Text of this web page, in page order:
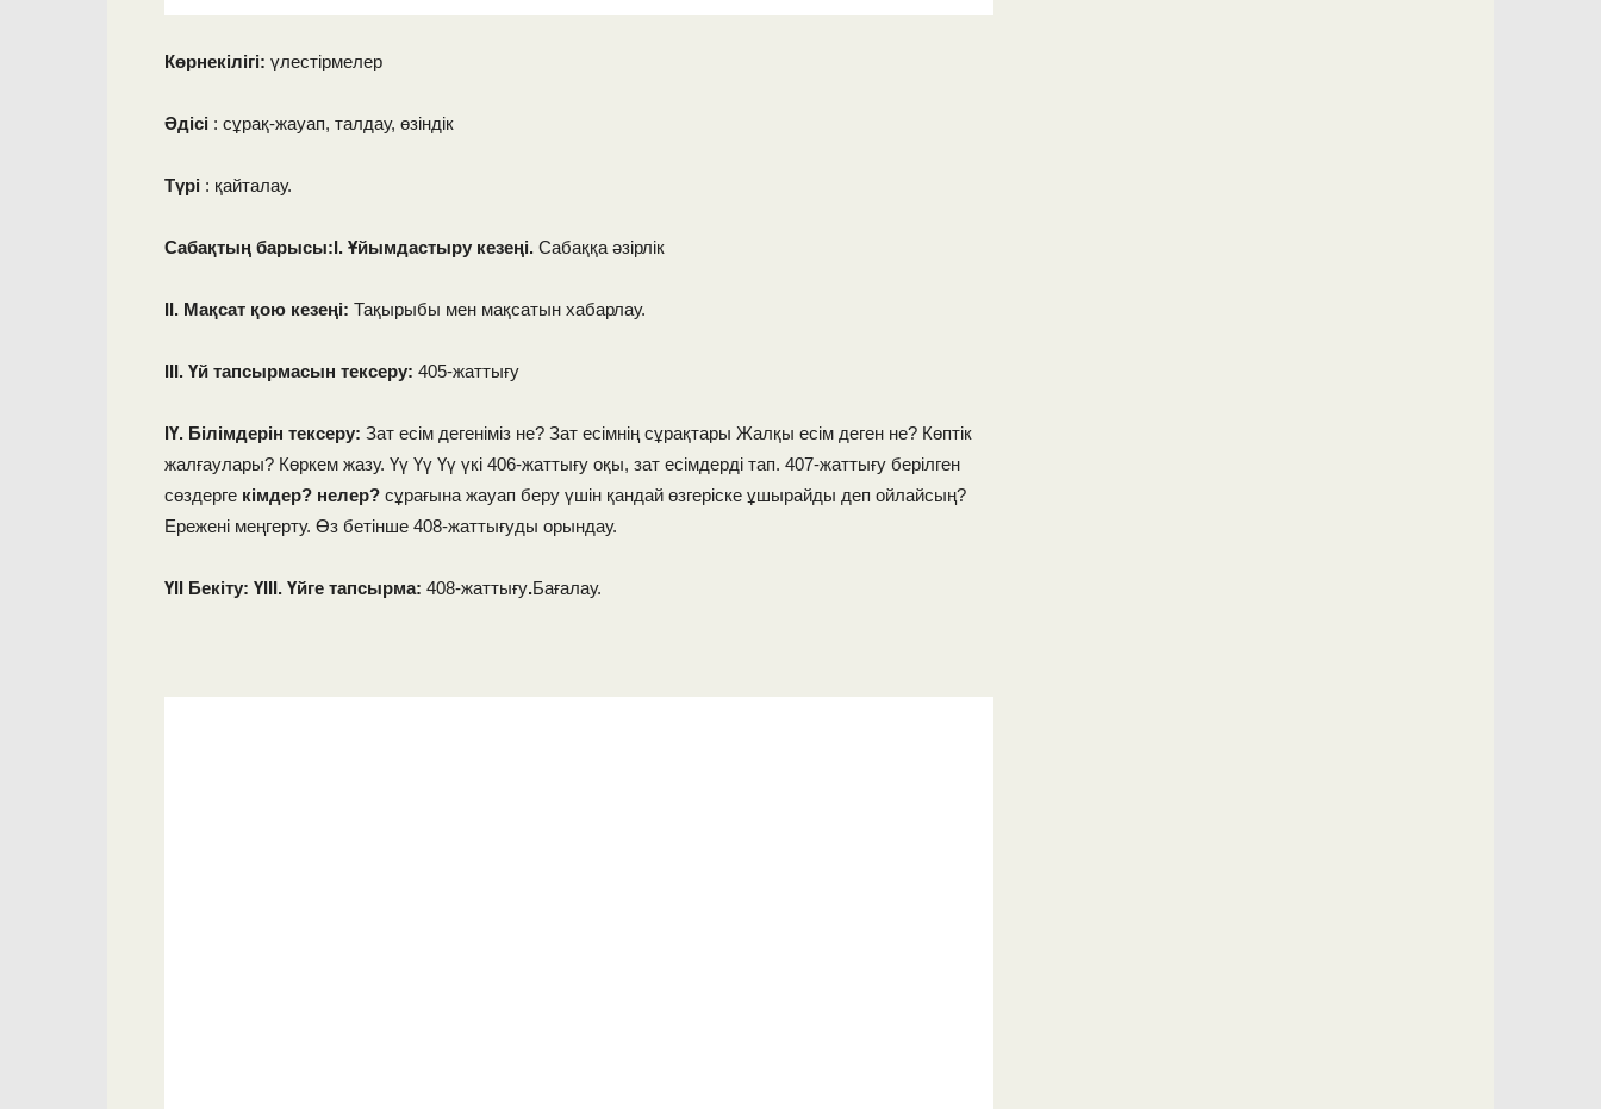
Көрнекілігі: үлестірмелер
Әдісі : сұрақ-жауап, талдау, өзіндік
Түрі : қайталау.
Сабақтың барысы:І. Ұйымдастыру кезеңі. Сабаққа әзірлік
ІІ. Мақсат қою кезеңі: Тақырыбы мен мақсатын хабарлау.
ІІІ. Үй тапсырмасын тексеру: 405-жаттығу
ІҮ. Білімдерін тексеру: Зат есім дегеніміз не? Зат есімнің сұрақтары Жалқы есім деген не? Көптік
жалғаулары? Көркем жазу. Үү Үү Үү үкі 406-жаттығу оқы, зат есімдерді тап. 407-жаттығу берілген
сөздерге кімдер? нелер? сұрағына жауап беру үшін қандай өзгеріске ұшырайды деп ойлайсың?
Ережені меңгерту. Өз бетінше 408-жаттығуды орындау.
ҮІІ Бекіту: ҮІІІ. Үйге тапсырма: 408-жаттығу.Бағалау.